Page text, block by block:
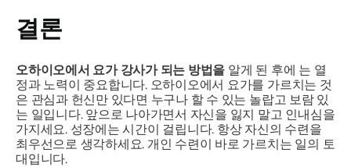
결론
오하이오에서 요가 강사가 되는 방법을 알게 된 후에 는 열
정과 노력이 중요합니다. 오하이오에서 요가를 가르치는 것
은 관심과 헌신만 있다면 누구나 할 수 있는 놀랍고 보람 있
는 일입니다. 앞으로 나아가면서 자신을 잃지 말고 인내심을
가지세요. 성장에는 시간이 걸립니다. 항상 자신의 수련을
최우선으로 생각하세요. 개인 수련이 바로 가르치는 일의 토
대입니다.